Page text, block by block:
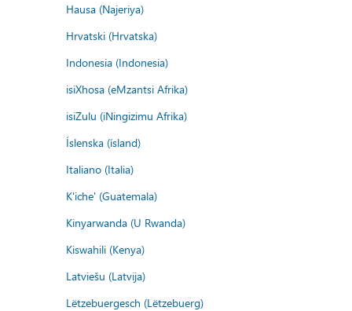
Hausa (Najeriya)
Hrvatski (Hrvatska)
Indonesia (Indonesia)
isiXhosa (eMzantsi Afrika)
isiZulu (iNingizimu Afrika)
Íslenska (ísland)
Italiano (Italia)
K'iche' (Guatemala)
Kinyarwanda (U Rwanda)
Kiswahili (Kenya)
Latviešu (Latvija)
Lëtzebuergesch (Lëtzebuerg)